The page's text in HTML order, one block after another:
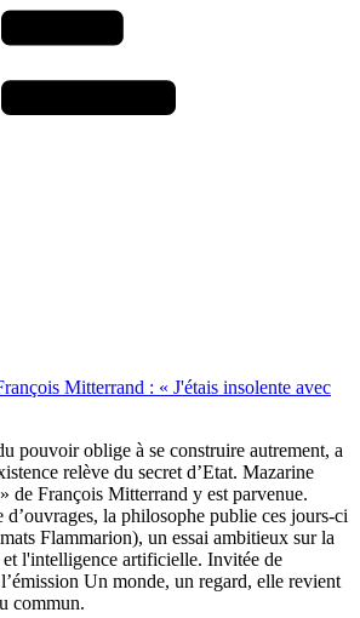
Mitterrand : « J'étais insolente avec
pouvoir oblige à se construire autrement, a
relève du secret d’Etat. Mazarine
de François Mitterrand y est parvenue.
d’ouvrages, la philosophe publie ces jours-ci
Flammarion), un essai ambitieux sur la
et l'intelligence artificielle. Invitée de
Un monde, un regard, elle revient
commun.